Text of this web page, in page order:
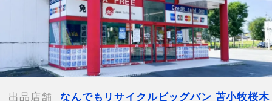
【ハンドル高さ】約10.5cm
【開閉式】ファスナー
【内ポケット】
オープンポケット x 1
【付属品】なし
【ランク】Cランク
使用感やキズや汚れ等が目立つ中古品
出品店舗 なんでもリサイクルビッグバン 苫小牧桜木